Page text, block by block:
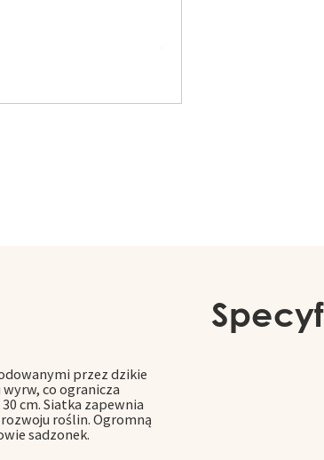
przez dzikie
co ogranicza
cm. Siatka zapewnia
roślin. Ogromną
sadzonek.